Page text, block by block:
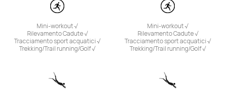
Mini-workout √
Rilevamento Cadute √
Tracciamento sport acquatici √
Trekking/Trail running/Golf √
Mini-workout √
Rilevamento Cadute √
Tracciamento sport acquatici √
Trekking/Trail running/Golf √